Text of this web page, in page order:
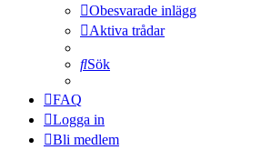
Obesvarade inlägg
Aktiva trådar
Sök
FAQ
Logga in
Bli medlem